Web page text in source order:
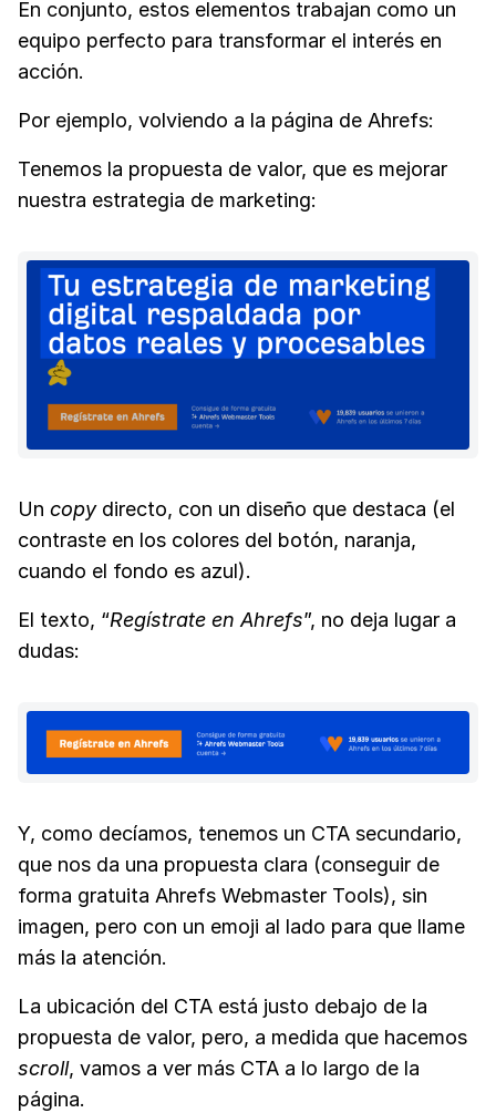
En conjunto, estos elementos trabajan como un
equipo perfecto para transformar el interés en
acción.
Por ejemplo, volviendo a la página de Ahrefs:
Tenemos la propuesta de valor, que es mejorar
nuestra estrategia de marketing:
Un copydirecto, con un diseño que destaca (el
contraste en los colores del botón, naranja,
cuando el fondo es azul).
El texto, “Regístrate en Ahrefs”, no deja lugar a
dudas:
Y, como decíamos, tenemos un CTA secundario,
que nos da una propuesta clara (conseguir de
forma gratuita Ahrefs Webmaster Tools), sin
imagen, pero con un emoji al lado para que llame
más la atención.
La ubicación del CTA está justo debajo de la
propuesta de valor, pero, a medida que hacemos
scroll, vamos a ver más CTA a lo largo de la
página.